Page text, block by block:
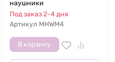
наушники
Под заказ 2-4 дня
Артикул MHWM4
В корзину